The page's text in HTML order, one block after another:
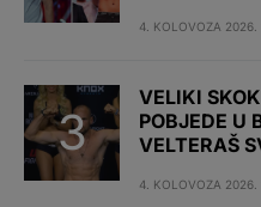
4. KOLOVOZA 2026.
VELIKI
POBJEDE U
VELTERAŠ
4. KOLOVOZA 2026.